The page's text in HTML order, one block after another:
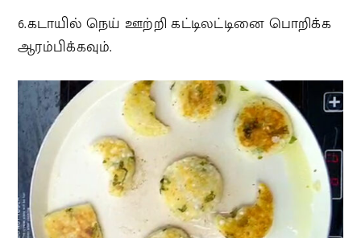
6.கடாயில் நெய் ஊற்றி கட்டிலட்டினை பொறிக்க
ஆரம்பிக்கவும்.